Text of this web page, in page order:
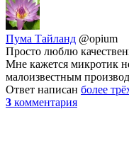
Пума Тайланд @opium
Просто люблю
Мне кажется микротик
малоизвестным
Ответ написан более
3 комментария